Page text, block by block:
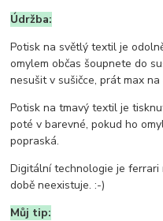
Údržba:
Potisk na světlý textil je
omylem občas šoupnete do
nesušit v sušičce, prát max
Potisk na tmavý textil je
poté v barevné, pokud ho
popraská.
Digitální technologie je ferrari
době neexistuje. :-)
Můj tip: